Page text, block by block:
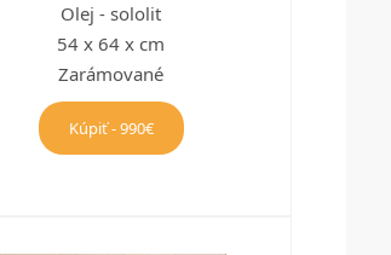
Olej - sololit
54 x 64 x cm
Zarámované
Kúpiť - 990€